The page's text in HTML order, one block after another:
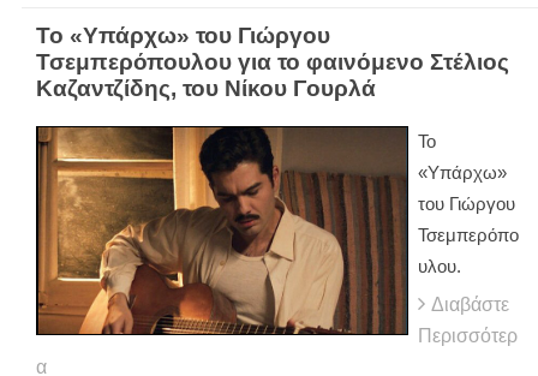
Το «Υπάρχω» του Γιώργου
Τσεμπερόπουλου για το φαινόμενο Στέλιος
Καζαντζίδης, του Νίκου Γουρλά
Το
«Υπάρχω»
του Γιώργου
Τσεμπερόπο
υλου.
Διαβάστε
Περισσότερ
α